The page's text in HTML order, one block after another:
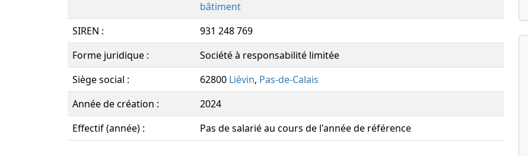
bâtiment
SIREN :
931 248 769
Forme juridique :
Société à responsabilité limitée
Siège social :
62800 Liévin, Pas-de-Calais
Année de création :
2024
Effectif (année) :
Pas de salarié au cours de l'année de référence